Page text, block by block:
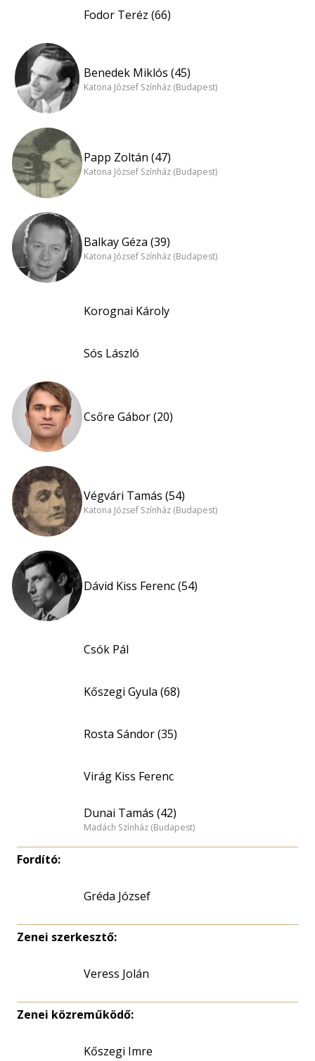
Fodor Teréz (66)
Benedek Miklós (45)
Katona József Színház (Budapest)
Papp Zoltán (47)
Katona József Színház (Budapest)
Balkay Géza (39)
Katona József Színház (Budapest)
Korognai Károly
Sós László
Csőre Gábor (20)
Végvári Tamás (54)
Katona József Színház (Budapest)
Dávid Kiss Ferenc (54)
Csók Pál
Kőszegi Gyula (68)
Rosta Sándor (35)
Virág Kiss Ferenc
Dunai Tamás (42)
Madách Színház (Budapest)
Fordító:
Gréda József
Zenei szerkesztő:
Veress Jolán
Zenei közreműködő:
Kőszegi Imre